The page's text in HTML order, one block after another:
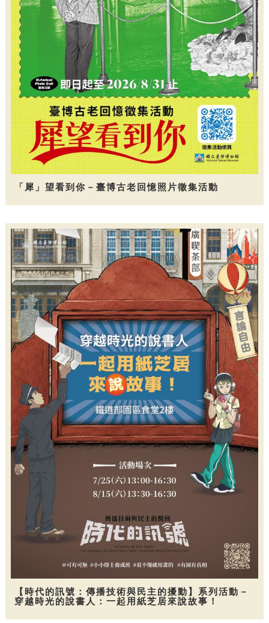
「犀」望看到你－臺博古老回憶照片徵集活動
【時代的訊號：傳播技術與民主的擾動】系列活動－
穿越時光的說書人：一起用紙芝居來說故事！